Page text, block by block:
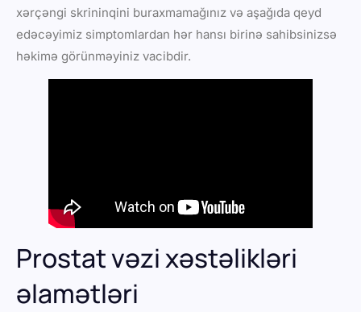
xərçəngi skrininqini buraxmamağınız və aşağıda qeyd
edəcəyimiz simptomlardan hər hansı birinə sahibsinizsə
həkimə görünməyiniz vacibdir.
Prostat vəzi xəstəlikləri
əlamətləri